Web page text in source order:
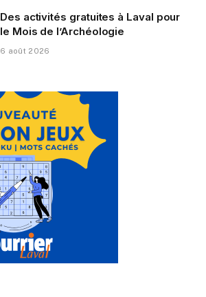
Des activités gratuites à Laval pour
le Mois de l’Archéologie
6 août 2026